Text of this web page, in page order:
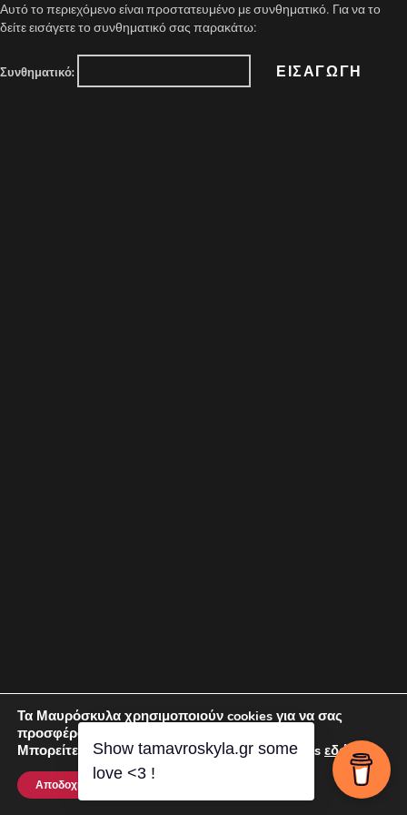
Αυτό το περιεχόμενο είναι προστατευμένο με συνθηματικό. Για να το
δείτε εισάγετε το συνθηματικό σας παρακάτω:
Συνθηματικό:
Τα Μαυρόσκυλα χρησιμοποιούν cookies για να σας
προσφέρουν καλύτερη εμπειρία περιήγησης!
Μπορείτε να μάθετε περισσότερα για τα cookies εδώ .
Αποδοχή
Show tamavroskyla.gr some
love <3 !